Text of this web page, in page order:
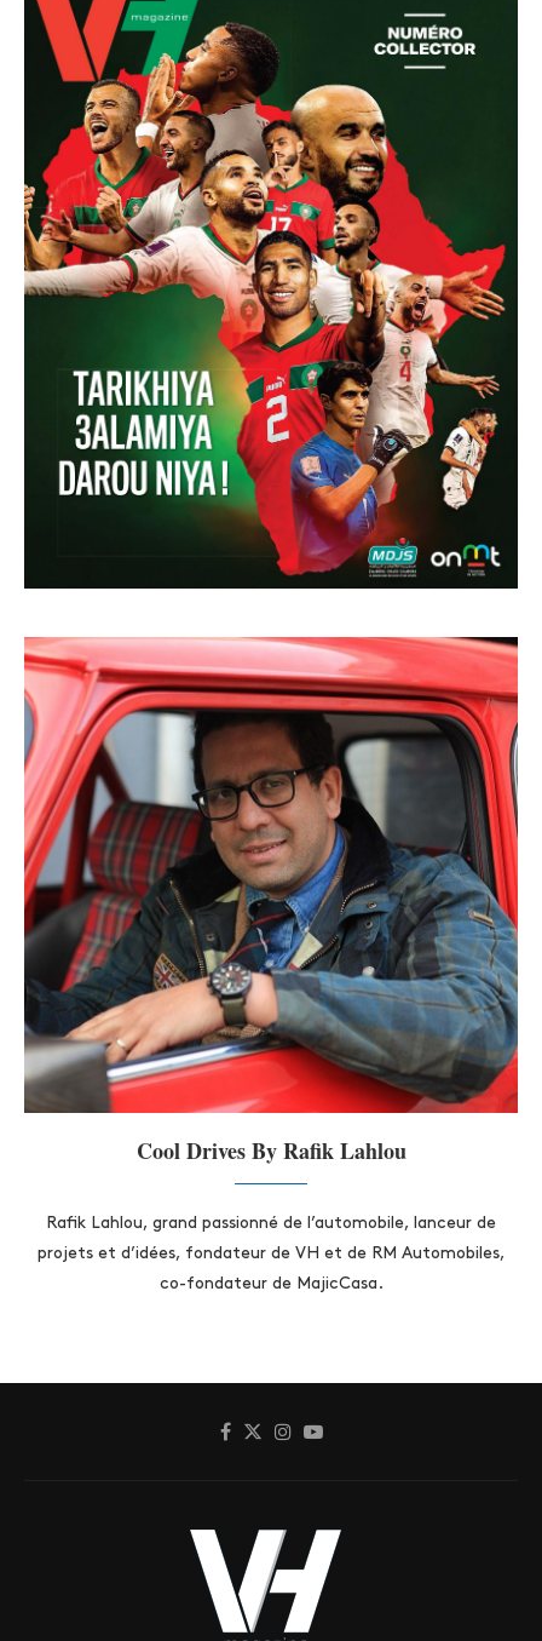
Cool Drives By Rafik Lahlou
Rafik Lahlou, grand passionné de l’automobile, lanceur de
projets et d’idées, fondateur de VH et de RM Automobiles,
co-fondateur de MajicCasa.